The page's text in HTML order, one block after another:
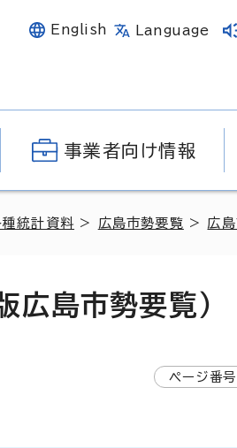
English Language
事業者向け情報
種統計資料 > 広島市勢要覧 > 広
広島市勢要覧）
ページ番号